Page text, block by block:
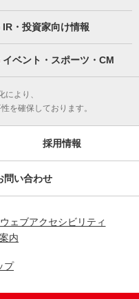
IR・投資家向け情報
イベント・スポーツ・CM
より、
を確保しております。
採用情報
問い合わせ
ウェブアクセシビリティ
内
プ